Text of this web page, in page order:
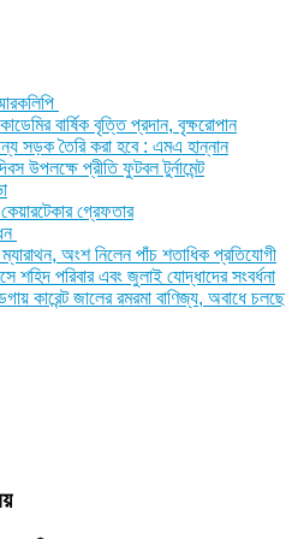
বার্ষিক বৃত্তি প্রদান, বৃক্ষরোপান
সড়ক তৈরি করা হবে : এমএ হান্নান
উপলক্ষে প্রীতি ফুটবল টুর্নামেন্ট
গ্রেফতার
অংশ নিলেন পাঁচ শতাধিক প্রতিযোগী
পরিবার এবং জুলাই যোদ্ধাদের সংবর্ধনা
কারেন্ট জালের রমরমা বাণিজ্য, অবাধে